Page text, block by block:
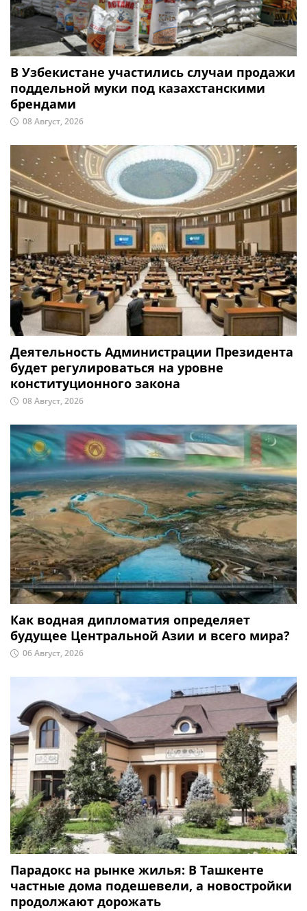
В Узбекистане участились случаи продажи
поддельной муки под казахстанскими
брендами
08 Август, 2026
Деятельность Администрации Президента
будет регулироваться на уровне
конституционного закона
08 Август, 2026
Как водная дипломатия определяет
будущее Центральной Азии и всего мира?
06 Август, 2026
Парадокс на рынке жилья: В Ташкенте
частные дома подешевели, а новостройки
продолжают дорожать